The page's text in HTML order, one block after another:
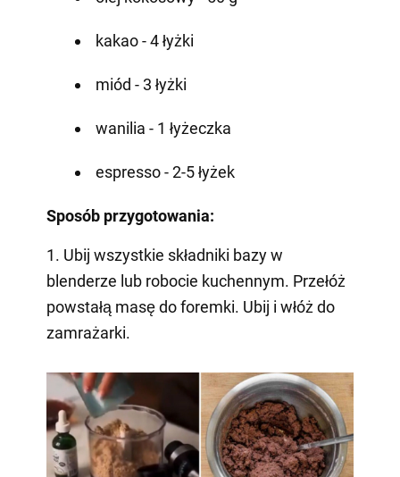
kakao - 4 łyżki
miód - 3 łyżki
wanilia - 1 łyżeczka
espresso - 2-5 łyżek
Sposób przygotowania:
1. Ubij wszystkie składniki bazy w
blenderze lub robocie kuchennym. Przełóż
powstałą masę do foremki. Ubij i włóż do
zamrażarki.